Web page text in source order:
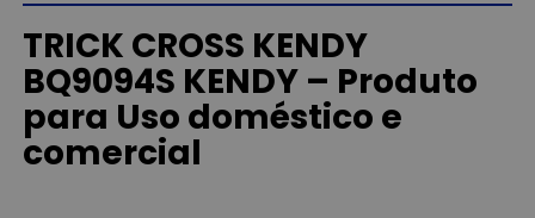
TRICK CROSS KENDY
BQ9094S KENDY – Produto
para Uso doméstico e
comercial